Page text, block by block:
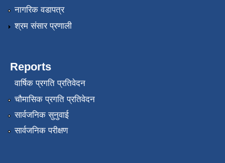
नागरिक वडापत्र
श्रम संसार प्रणाली
Reports
वार्षिक प्रगति प्रतिवेदन
चौमासिक प्रगति प्रतिवेदन
सार्वजनिक सुनुवाई
सार्वजनिक परीक्षण